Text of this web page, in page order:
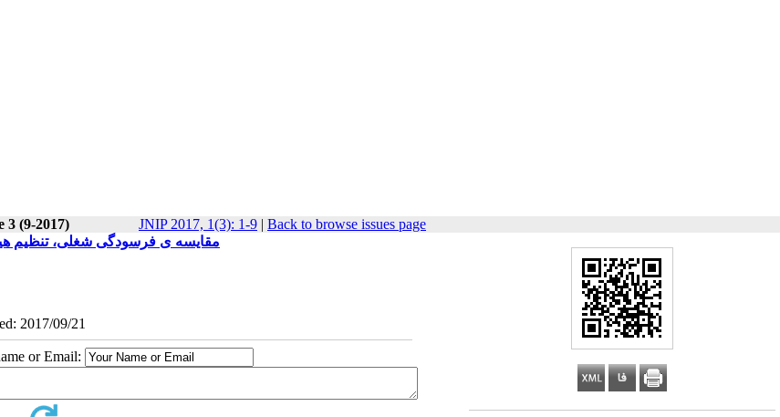
3 (9-2017) JNIP 2017, 1(3): 1-9 | Back to browse issues page
مقایسه ی فرسودگی شغلی، تنظیم
2017/09/21
or Email: